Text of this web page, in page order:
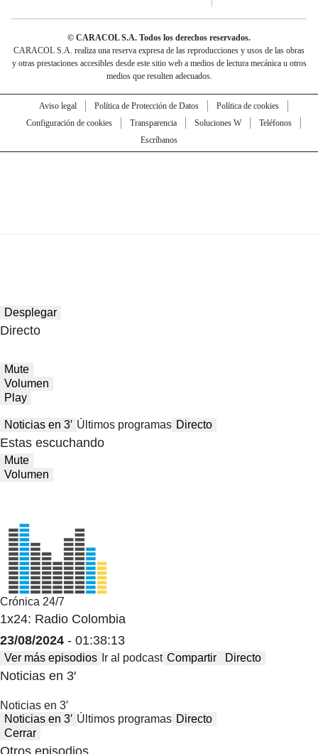
© CARACOL S.A. Todos los derechos reservados.
CARACOL S.A. realiza una reserva expresa de las reproducciones y usos de las obras
y otras prestaciones accesibles desde este sitio web a medios de lectura mecánica u otros
medios que resulten adecuados.
Aviso legal Política de Protección de Datos
Política de cookies
Configuración de cookies
Transparencia Soluciones W
Teléfonos
Escríbanos
Desplegar
Directo
Mute
Volumen
Play
Noticias en 3′ Últimos programas Directo
Estas escuchando
Mute
Volumen
Crónica 24/7
1x24: Radio Colombia
23/08/2024 - 01:38:13
Ver más episodios Ir al podcast Compartir Directo
Noticias en 3′
Noticias en 3′
Noticias en 3′ Últimos programas Directo
Cerrar